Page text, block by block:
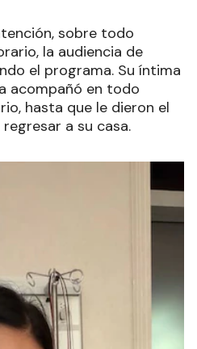
sobre todo
la audiencia de
el programa. Su íntima
acompañó en todo
hasta que le dieron el
a su casa.